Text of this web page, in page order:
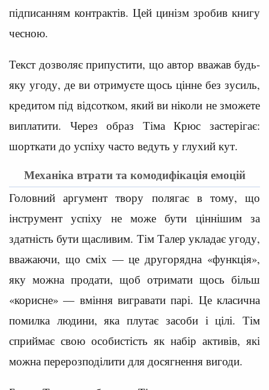
підписанням контрактів. Цей цинізм зробив книгу
чесною.
Текст дозволяє припустити, що автор вважав будь-
яку угоду, де ви отримуєте щось цінне без зусиль,
кредитом під відсотком, який ви ніколи не зможете
виплатити. Через образ Тіма Крюс застерігає:
шорткати до успіху часто ведуть у глухий кут.
Механіка втрати та комодифікація емоцій
Головний аргумент твору полягає в тому, що
інструмент успіху не може бути ціннішим за
здатність бути щасливим. Тім Талер укладає угоду,
вважаючи, що сміх — це другорядна «функція»,
яку можна продати, щоб отримати щось більш
«корисне» — вміння вигравати парі. Це класична
помилка людини, яка плутає засоби і цілі. Тім
сприймає свою особистість як набір активів, які
можна перерозподілити для досягнення вигоди.